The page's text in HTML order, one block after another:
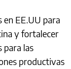
en EE.UU para
y fortalecer
para las
productivas